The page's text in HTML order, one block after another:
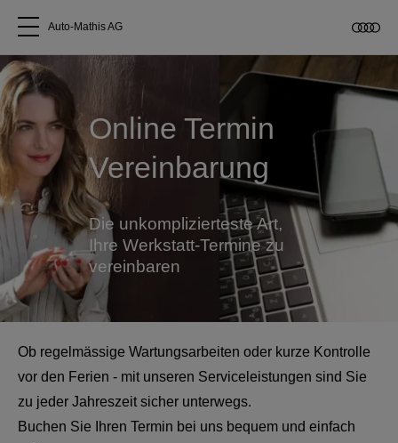
Alle Modelle
Über uns
Audi kaufen
Service & Reparatur
Audi Original Zubehör
Geschäftskunden
Auto-Mathis AG
Online Termin
Vereinbarung
Die unkomplizierteste Art,
Ihre Werkstatt-Termine zu
vereinbaren
Ob regelmässige Wartungsarbeiten oder kurze Kontrolle
vor den Ferien - mit unseren Serviceleistungen sind Sie
zu jeder Jahreszeit sicher unterwegs.
Buchen Sie Ihren Termin bei uns bequem und einfach